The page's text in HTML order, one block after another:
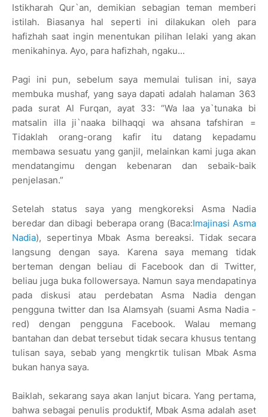
Istikharah Qur`an, demikian sebagian teman memberi
istilah. Biasanya hal seperti ini dilakukan oleh para
hafizhah saat ingin menentukan pilihan lelaki yang akan
menikahinya. Ayo, para hafizhah, ngaku...
Pagi ini pun, sebelum saya memulai tulisan ini, saya
membuka mushaf, yang saya dapati adalah halaman 363
pada surat Al Furqan, ayat 33: “Wa laa ya`tunaka bi
matsalin illa ji`naaka bilhaqqi wa ahsana tafshiran =
Tidaklah orang-orang kafir itu datang kepadamu
membawa sesuatu yang ganjil, melainkan kami juga akan
mendatangimu dengan kebenaran dan sebaik-baik
penjelasan.”
Setelah status saya yang mengkoreksi Asma Nadia
beredar dan dibagi beberapa orang (Baca:Imajinasi Asma
Nadia), sepertinya Mbak Asma bereaksi. Tidak secara
langsung dengan saya. Karena saya memang tidak
berteman dengan beliau di Facebook dan di Twitter,
beliau juga buka followersaya. Namun saya mendapatinya
pada diskusi atau perdebatan Asma Nadia dengan
pengguna twitter dan Isa Alamsyah (suami Asma Nadia -
red) dengan pengguna Facebook. Walau memang
bantahan dan debat tersebut tidak secara khusus tentang
tulisan saya, sebab yang mengkrtik tulisan Mbak Asma
bukan hanya saya.
Baiklah, sekarang saya akan lanjut bicara. Yang pertama,
bahwa sebagai penulis produktif, Mbak Asma adalah aset